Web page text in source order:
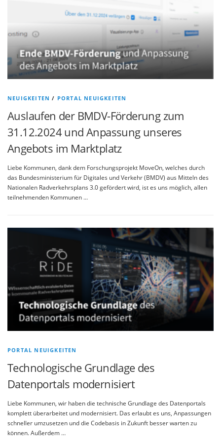
NEUIGKEITEN / PORTAL NEUIGKEITEN
Auslaufen der BMDV-Förderung zum
31.12.2024 und Anpassung unseres
Angebots im Marktplatz
Liebe Kommunen, dank dem Forschungsprojekt MoveOn, welches durch
das Bundesministerium für Digitales und Verkehr (BMDV) aus Mitteln des
Nationalen Radverkehrsplans 3.0 gefördert wird, ist es uns möglich, allen
teilnehmenden Kommunen …
PORTAL NEUIGKEITEN
Technologische Grundlage des
Datenportals modernisiert
Liebe Kommunen, wir haben die technische Grundlage des Datenportals
komplett überarbeitet und modernisiert. Das erlaubt es uns, Anpassungen
schneller umzusetzen und die Codebasis in Zukunft besser warten zu
können. Außerdem …